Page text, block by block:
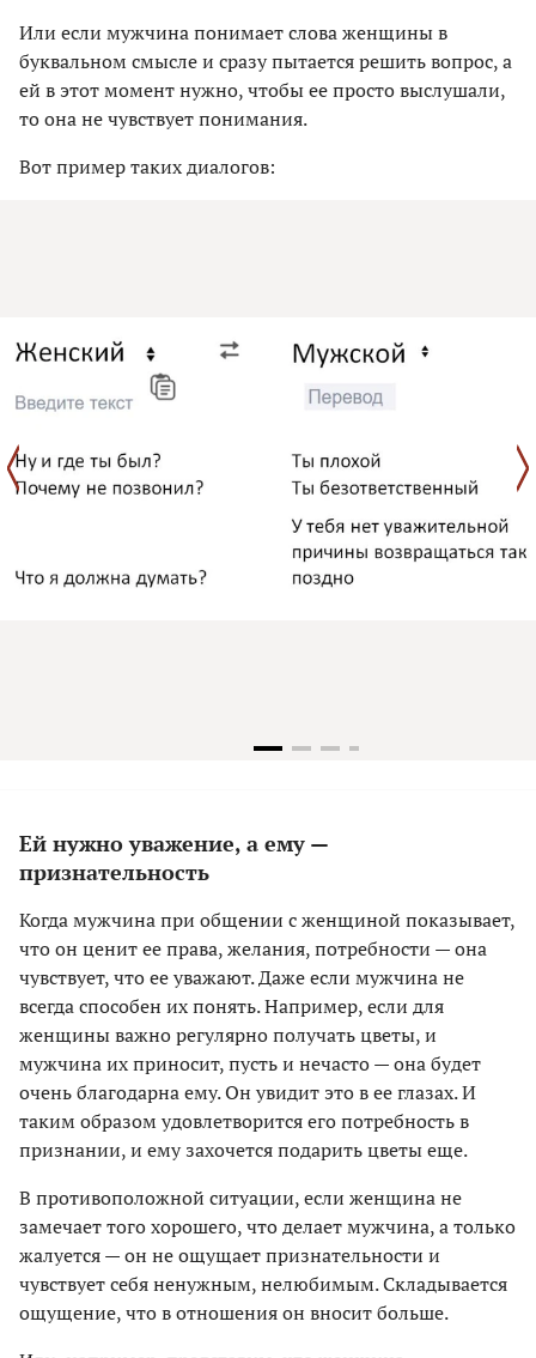
Или если мужчина понимает слова женщины в
буквальном смысле и сразу пытается решить вопрос, а
ей в этот момент нужно, чтобы ее просто выслушали,
то она не чувствует понимания.
Вот пример таких диалогов:
Ей нужно уважение, а ему —
признательность
Когда мужчина при общении с женщиной показывает,
что он ценит ее права, желания, потребности — она
чувствует, что ееуважают. Даже если мужчина не
всегда способен их понять. Например, если для
женщины важно регулярно получать цветы, и
мужчина их приносит, пусть и нечасто — она будет
оченьблагодарна ему. Он увидит это в ее глазах. И
таким образом удовлетворится его потребность в
признании, и ему захочется подарить цветы еще.
В противоположной ситуации, если женщина не
замечает того хорошего, что делает мужчина, а только
жалуется — он не ощущает признательности и
чувствует себя ненужным, нелюбимым. Складывается
ощущение, что в отношения он вносит больше.